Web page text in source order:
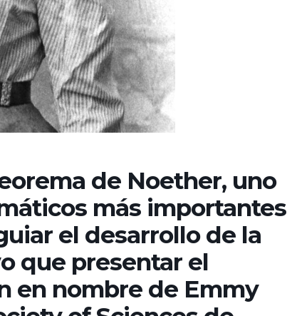
de Noether, uno
más importantes
el desarrollo de la
que presentar el
en nombre de Emmy